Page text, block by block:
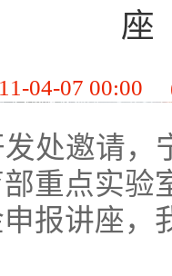
座
04-07 00:00
处邀请，
重点实验
报讲座，